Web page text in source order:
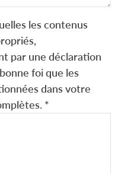
les contenus
par une déclaration
foi que les
dans votre
*